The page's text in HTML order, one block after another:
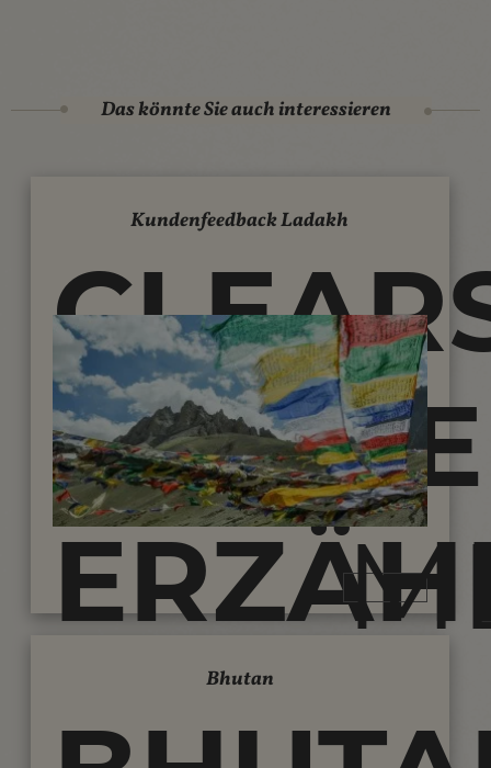
Das könnte Sie auch interessieren
Kundenfeedback Ladakh
Bhutan